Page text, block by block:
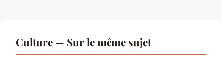
Culture — Sur le même sujet